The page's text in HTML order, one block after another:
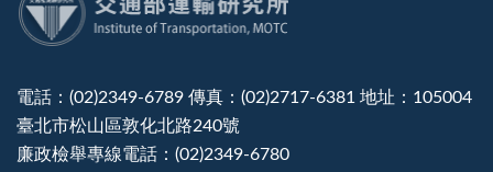
電話：(02)2349-6789 傳真：(02)2717-6381 地址：105004
臺北市松山區敦化北路240號
廉政檢舉專線電話：(02)2349-6780